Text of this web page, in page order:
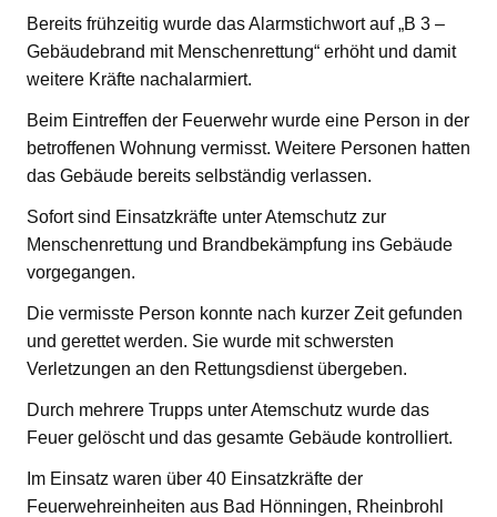
Bereits frühzeitig wurde das Alarmstichwort auf „B 3 –
Gebäudebrand mit Menschenrettung“ erhöht und damit
weitere Kräfte nachalarmiert.
Beim Eintreffen der Feuerwehr wurde eine Person in der
betroffenen Wohnung vermisst. Weitere Personen hatten
das Gebäude bereits selbständig verlassen.
Sofort sind Einsatzkräfte unter Atemschutz zur
Menschenrettung und Brandbekämpfung ins Gebäude
vorgegangen.
Die vermisste Person konnte nach kurzer Zeit gefunden
und gerettet werden. Sie wurde mit schwersten
Verletzungen an den Rettungsdienst übergeben.
Durch mehrere Trupps unter Atemschutz wurde das
Feuer gelöscht und das gesamte Gebäude kontrolliert.
Im Einsatz waren über 40 Einsatzkräfte der
Feuerwehreinheiten aus Bad Hönningen, Rheinbrohl